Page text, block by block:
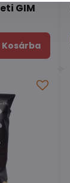
GIM
Kosárba